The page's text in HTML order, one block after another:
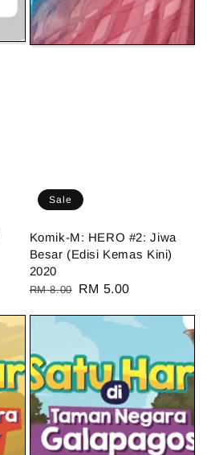
Sale
Komik-M: HERO #2: Jiwa
Besar (Edisi Kemas Kini)
2020
Regular
RM 8.00
Sale
RM 5.00